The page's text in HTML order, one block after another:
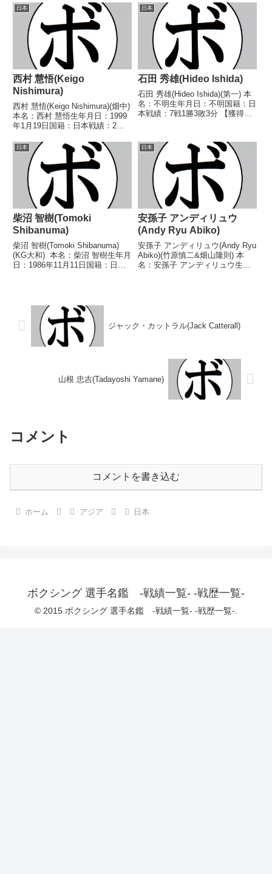
なし 【戦歴】2019/08/06
○3RTKO 新明 哲平(横田
S)2020/02/...
トル】なし 【戦歴】
2010/12/14 △4R判定 1-0(39-
38、38-38、...
日本
西村 慧悟(Keigo
Nishimura)
西村 慧悟(Keigo Nishimura)(畑中)
本名：西村 慧悟生年月日：1999
年1月19日国籍：日本戦績：2戦1
歴】2016/09/11 ○4R判定 3-
0(39-37、39-37、39-37) ヤ
ン・...
日本
石田 秀雄(Hideo Ishida)
石田 秀雄(Hideo Ishida)(第一) 本
名：不明生年月日：不明国籍：日
本戦績：7戦1勝3敗3分 【獲得タ
明) 桜庭 春夫(共
栄)1943/04/13 ●6R判定 (採...
日本
柴沼 智樹(Tomoki
Shibanuma)
柴沼 智樹(Tomoki Shibanuma)
(KG大和) 本名：柴沼 智樹生年月
日：1986年11月11日国籍：日本
2016/04/14 ○...
日本
安孫子 アンディリュウ
(Andy Ryu Abiko)
安孫子 アンディリュウ(Andy Ryu
Abiko)(竹原慎二&畑山隆則) 本
名：安孫子 アンディリュウ生年
ジャック・カットラル(Jack Catterall)
山根 忠吉(Tadayoshi Yamane)
コメント
コメントを書き込む
ホーム アジア 日本
ボクシング 選手名鑑 -戦績一覧- -戦歴一覧-
© 2015 ボクシング 選手名鑑 -戦績一覧- -戦歴一覧-.